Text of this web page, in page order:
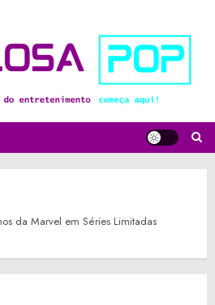
da Marvel em Séries Limitadas